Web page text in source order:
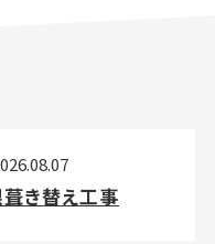
き替え工事